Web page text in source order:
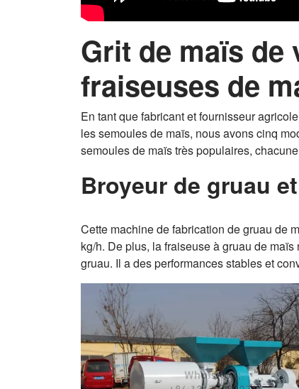
Grit de maïs de
fraiseuses de
En tant que fabricant et fournisseur
les semoules de maïs, nous avons cinq
semoules de maïs très populaires,
Broyeur de gruau
Cette machine de fabrication de gruau de
kg/h. De plus, la fraiseuse à gruau de
gruau. Il a des performances stables et